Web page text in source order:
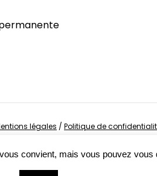
légales / Politique de
convient, mais vous pouvez vous